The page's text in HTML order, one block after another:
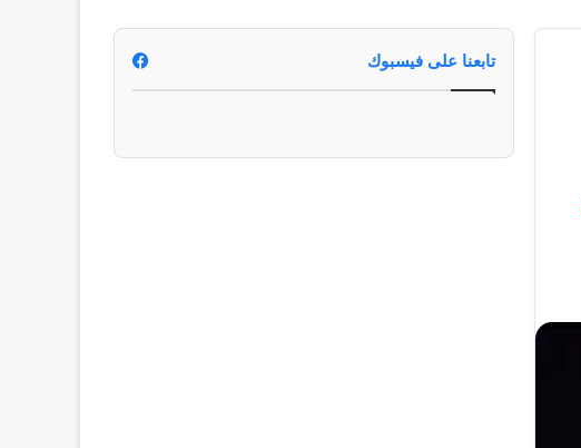
تابعنا على فيسبوك